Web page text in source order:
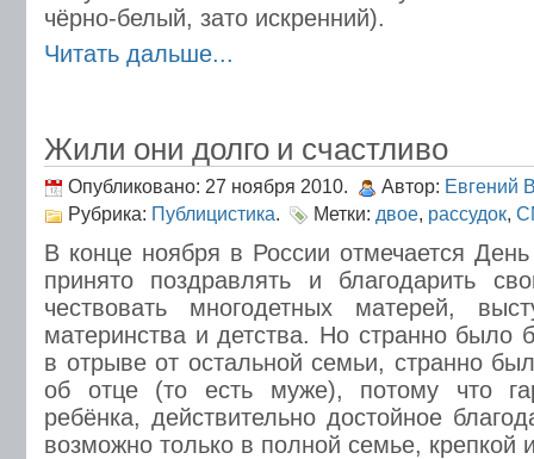
чёрно-белый, зато искренний).
Читать дальше...
Жили они долго и счастливо
Опубликовано: 27 ноября 2010. Автор: Евгений
Рубрика: Публицистика. Метки: двое, рассудок,
В конце ноября в России отмечается
принято поздравлять и благодарить
чествовать многодетных матерей,
материнства и детства. Но странно было
в отрыве от остальной семьи, странно
об отце (то есть муже), потому что
ребёнка, действительно достойное
возможно только в полной семье, крепкой